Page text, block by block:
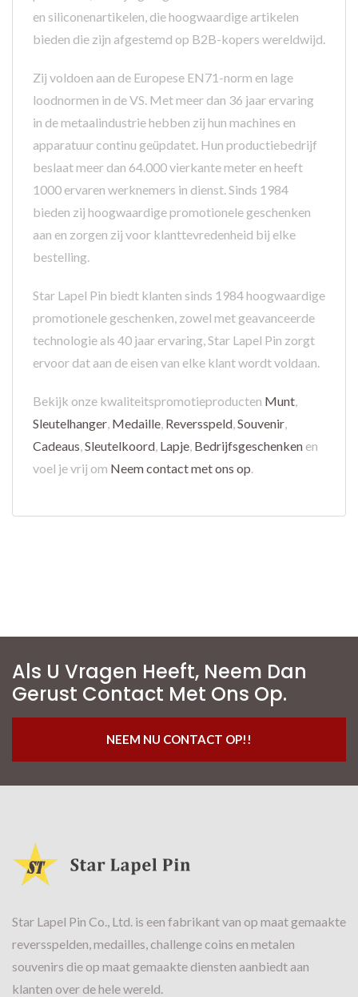
en siliconenartikelen, die hoogwaardige artikelen
bieden die zijn afgestemd op B2B-kopers wereldwijd.
Zij voldoen aan de Europese EN71-norm en lage
loodnormen in de VS. Met meer dan 36 jaar ervaring
in de metaalindustrie hebben zij hun machines en
apparatuur continu geüpdatet. Hun productiebedrijf
beslaat meer dan 64.000 vierkante meter en heeft
1000 ervaren werknemers in dienst. Sinds 1984
bieden zij hoogwaardige promotionele geschenken
aan en zorgen zij voor klanttevredenheid bij elke
bestelling.
Star Lapel Pin biedt klanten sinds 1984 hoogwaardige
promotionele geschenken, zowel met geavanceerde
technologie als 40 jaar ervaring, Star Lapel Pin zorgt
ervoor dat aan de eisen van elke klant wordt voldaan.
Bekijk onze kwaliteitspromotieproducten Munt,
Sleutelhanger, Medaille, Reversspeld,Souvenir,
Cadeaus,Sleutelkoord, Lapje, Bedrijfsgeschenken en
voel je vrij om Neem contact met ons op.
Als U Vragen Heeft, Neem Dan
Gerust Contact Met Ons Op.
NEEM NU CONTACT OP!!
Star Lapel Pin Co., Ltd. is een fabrikant van op maat gemaakte
reversspelden, medailles, challenge coins en metalen
souvenirs die op maat gemaakte diensten aanbiedt aan
klanten over de hele wereld.